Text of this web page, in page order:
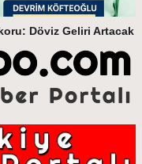
Döviz Geliri Artacak